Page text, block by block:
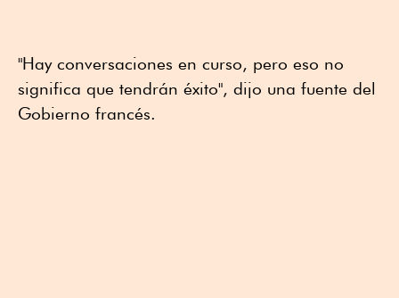
"Hay conversaciones en curso, pero eso no
significa que tendrán éxito", dijo una fuente del
Gobierno francés.